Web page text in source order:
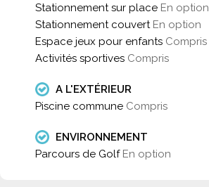
Stationnement sur place En option
Stationnement couvert En option
Espace jeux pour enfants Compris
Activités sportives Compris
A L'EXTÉRIEUR
Piscine commune Compris
ENVIRONNEMENT
Parcours de Golf En option